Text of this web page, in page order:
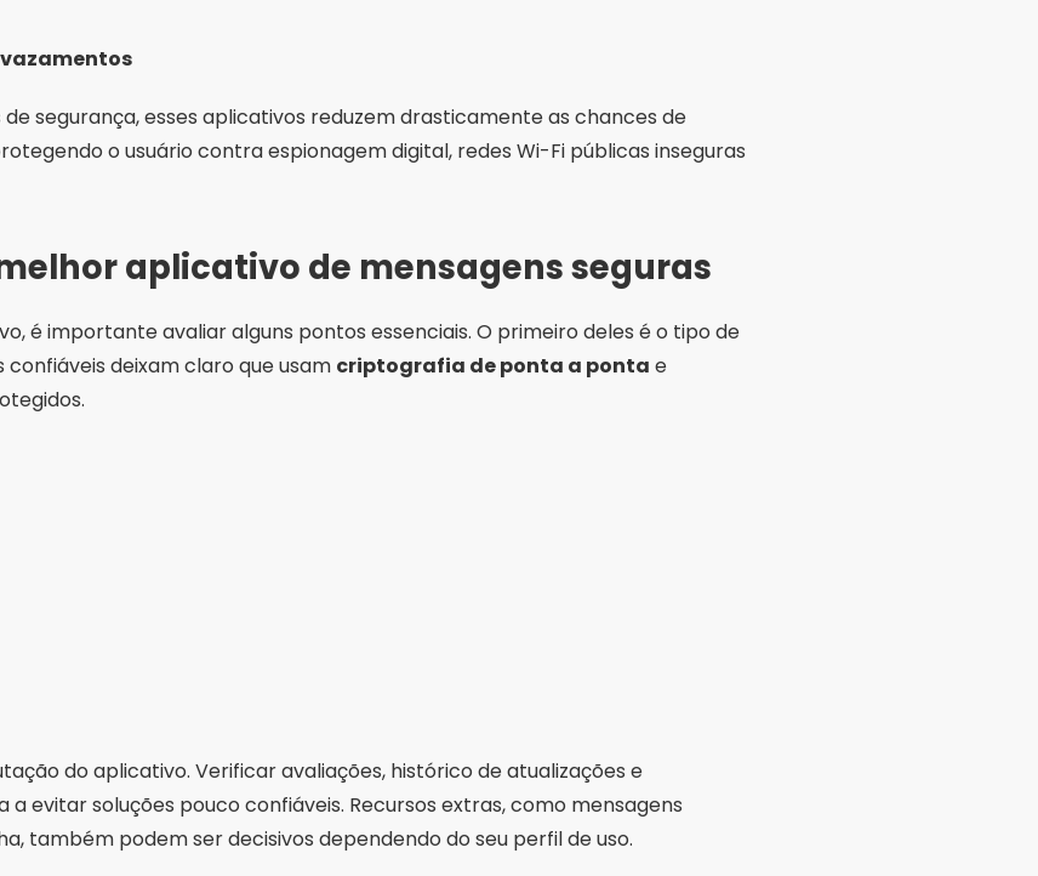
vazamentos
segurança, esses aplicativos reduzem drasticamente as chances de
o usuário contra espionagem digital, redes Wi-Fi públicas inseguras
aplicativo de mensagens seguras
é importante avaliar alguns pontos essenciais. O primeiro deles é o tipo de
deixam claro que usam criptografia de ponta a ponta e
do aplicativo. Verificar avaliações, histórico de atualizações e
evitar soluções pouco confiáveis. Recursos extras, como mensagens
também podem ser decisivos dependendo do seu perfil de uso.